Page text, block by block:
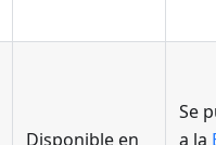
Disponible en
Se
a la